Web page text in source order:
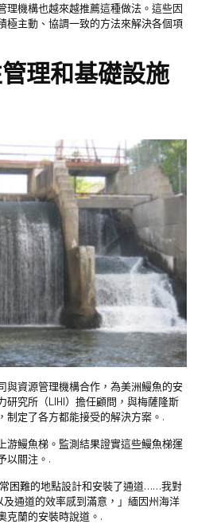
理機構也越來越推薦這種做法。這些因
極主動、協調一致的方法來解決各個項
理和基礎設施
與資源管理機構合作，為美洲鰻魚的安
研究所（LIHI）擔任顧問，與梅薩隆斯
制定了各方都能接受的解決方案。.
游鰻魚梯。監測結果證實這些鰻魚梯運
以關注。.
困難的地點設計和安裝了通道……我對
通道的效率感到滿意，」緬因州海洋
克蘭的安裝時說道。.